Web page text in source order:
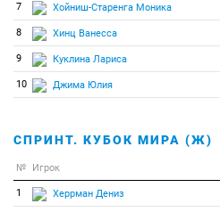
7 Хойниш-Старенга Моника
8 Хинц Ванесса
9 Куклина Лариса
10 Джима Юлия
СПРИНТ. КУБОК МИРА (Ж)
№ Игрок
1 Херрман Дениз